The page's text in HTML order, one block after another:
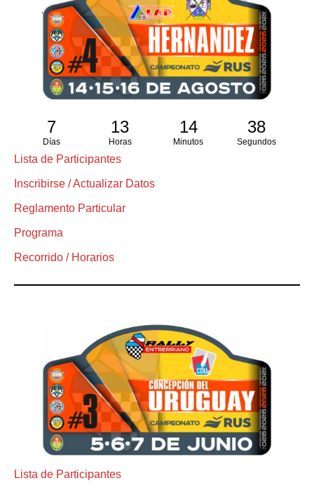
7
Días
13
Horas
14
Minutos
37
Segundos
Lista de Participantes
Inscribirse / Actualizar Datos
Reglamento Particular
Programa
Recorrido / Horarios
Lista de Participantes